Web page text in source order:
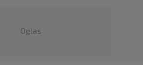
Oglas